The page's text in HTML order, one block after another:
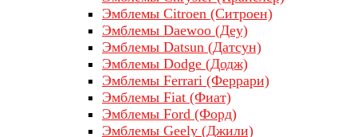
Эмблемы Citroen (Ситроен)
Эмблемы Daewoo (Деу)
Эмблемы Datsun (Датсун)
Эмблемы Dodge (Додж)
Эмблемы Ferrari (Феррари)
Эмблемы Fiat (Фиат)
Эмблемы Ford (Форд)
Эмблемы Geely (Джили)